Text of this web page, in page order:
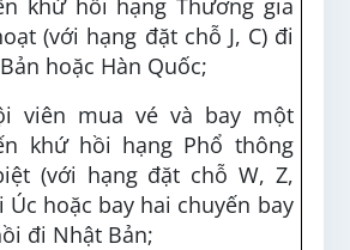
khứ hồi hạng Thương gia
(với hạng đặt chỗ J, C) đi
hoặc Hàn Quốc;
viên mua vé và bay một
khứ hồi hạng Phổ thông
(với hạng đặt chỗ W, Z,
Úc hoặc bay hai chuyến bay
đi Nhật Bản;